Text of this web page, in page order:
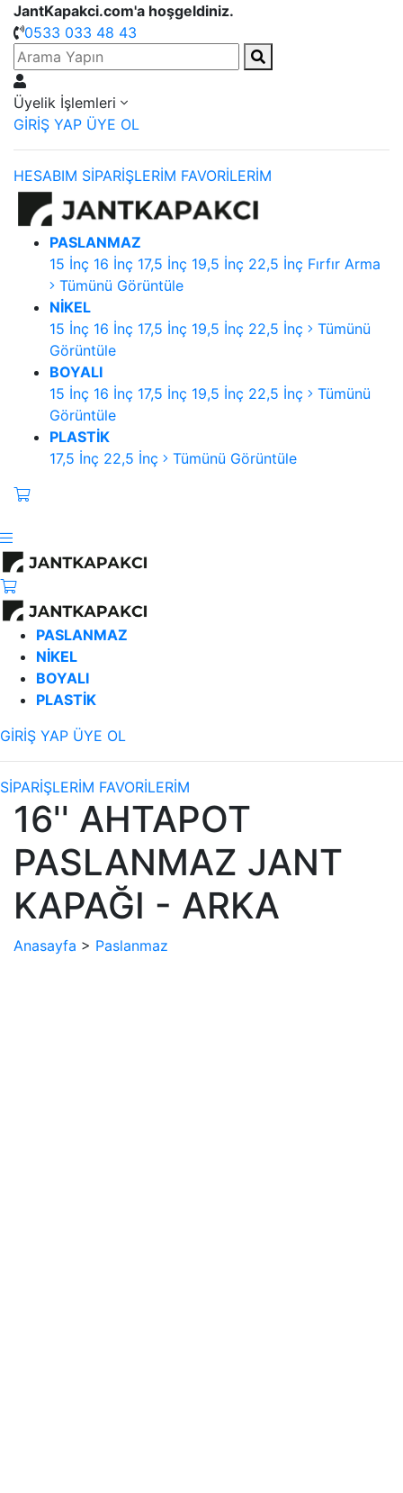
JantKapakci.com'a hoşgeldiniz.
0533 033 48 43
Üyelik İşlemleri
GİRİŞ YAP ÜYE OL
HESABIM SİPARİŞLERİM FAVORİLERİM
PASLANMAZ
15 İnç 16 İnç 17,5 İnç 19,5 İnç 22,5 İnç Fırfır Arma
Tümünü Görüntüle
NİKEL
15 İnç 16 İnç 17,5 İnç 19,5 İnç 22,5 İnç
Tümünü
Görüntüle
BOYALI
15 İnç 16 İnç 17,5 İnç 19,5 İnç 22,5 İnç
Tümünü
Görüntüle
PLASTİK
17,5 İnç 22,5 İnç Tümünü Görüntüle
PASLANMAZ
NİKEL
BOYALI
PLASTİK
GİRİŞ YAP ÜYE OL
SİPARİŞLERİM FAVORİLERİM
16'' AHTAPOT
PASLANMAZ JANT
KAPAĞI - ARKA
Anasayfa > Paslanmaz